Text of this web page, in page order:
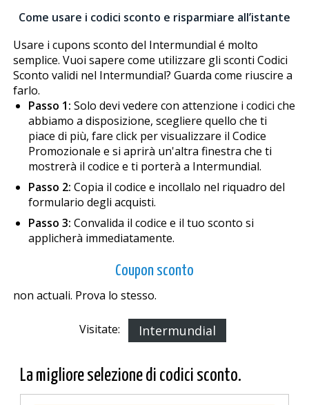
Come usare i codici sconto e risparmiare all’istante
Usare i cupons sconto del Intermundial é molto
semplice. Vuoi sapere come utilizzare gli sconti Codici
Sconto validi nel Intermundial? Guarda come riuscire a
farlo.
Passo 1: Solo devi vedere con attenzione i codici che
abbiamo a disposizione, scegliere quello che ti
piace di più, fare click per visualizzare il Codice
Promozionale e si aprirà un'altra finestra che ti
mostrerà il codice e ti porterà a Intermundial.
Passo 2: Copia il codice e incollalo nel riquadro del
formulario degli acquisti.
Passo 3: Convalida il codice e il tuo sconto si
applicherà immediatamente.
Coupon sconto
non actuali. Prova lo stesso.
Visitate: Intermundial
La migliore selezione di codici sconto.